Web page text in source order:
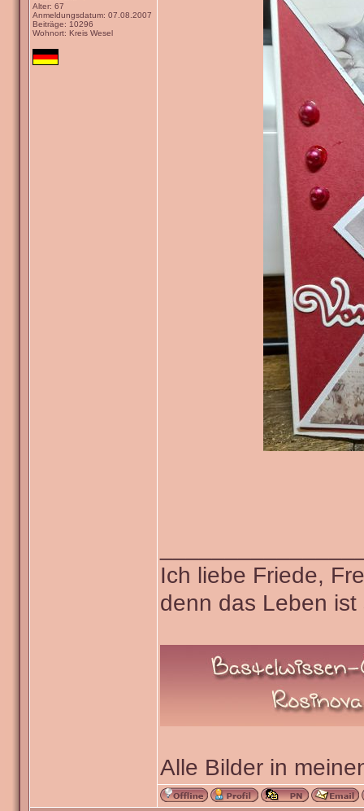
Alter: 67
Anmeldungsdatum: 07.08.2007
Beiträge: 10296
Wohnort: Kreis Wesel
Ich liebe Friede,
denn das Leben
Alle Bilder in